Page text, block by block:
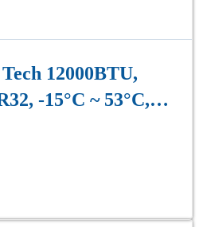
12000BTU,
-15°C ~ 53°C,